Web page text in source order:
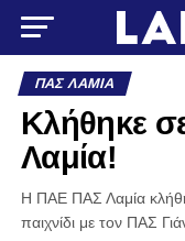
ΠΑΣ ΛΑΜΊΑ
Κλήθηκε
Λαμία!
Η ΠΑΕ ΠΑΣ Λαμία
παιχνίδι με τον ΠΑΣ